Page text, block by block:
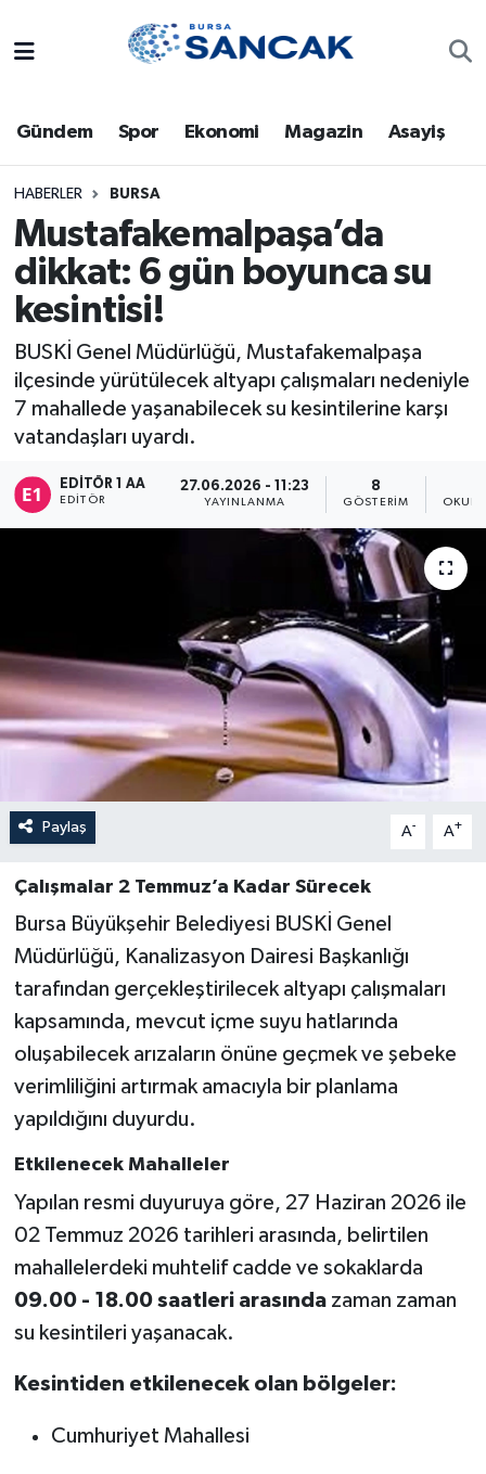
Gündem Spor Ekonomi Magazin Asayiş
HABERLER BURSA
Mustafakemalpaşa’da
dikkat: 6 gün boyunca su
kesintisi!
BUSKİ Genel Müdürlüğü, Mustafakemalpaşa
ilçesinde yürütülecek altyapı çalışmaları nedeniyle
7 mahallede yaşanabilecek su kesintilerine karşı
vatandaşları uyardı.
EDITÖR 1 AA
EDITÖR
27.06.2026 - 11:23
YAYINLANMA
8
GÖSTERIM
Paylaş A- A+
Çalışmalar 2 Temmuz’a Kadar Sürecek
Bursa Büyükşehir Belediyesi BUSKİ Genel
Müdürlüğü, Kanalizasyon Dairesi Başkanlığı
tarafından gerçekleştirilecek altyapı çalışmaları
kapsamında, mevcut içme suyu hatlarında
oluşabilecek arızaların önüne geçmek ve şebeke
verimliliğini artırmak amacıyla bir planlama
yapıldığını duyurdu.
Etkilenecek Mahalleler
Yapılan resmi duyuruya göre, 27 Haziran 2026 ile
02 Temmuz 2026 tarihleri arasında, belirtilen
mahallelerdeki muhtelif cadde ve sokaklarda
09.00 - 18.00 saatleri arasındazaman zaman
su kesintileri yaşanacak.
Kesintiden etkilenecek olan bölgeler:
Cumhuriyet Mahallesi
Bursa
Dünya
Eğitim
Ekonomi
Genel
Gündem
Sağlık
Türkiye
Trafik Durumu
Süper Lig Puan Durumu ve Fikstür
Tüm Manşetler
Son Dakika Haberleri
Haber Arşivi